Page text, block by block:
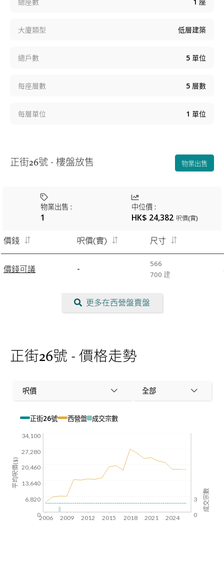
大廈類型 低層建築
總戶數 5 單位
每座層數 5 層數
每層單位 1 單位
正街26號 - 樓盤放售 物業出售
物業出售 :
1
中位價:
HK$ 24,382 呎價(實)
價錢 呎價(實) 尺寸
價錢可議 -
566
700 建
更多在西營盤賣盤
正街26號 - 價格走勢
呎價 全部
正街26號 西營盤 成交宗數
3
0
2006 2009 2012 2015 2018 2021 2024
成交宗數
34,100
27,280
20,460
13,640
6,820
0
平均呎價($)